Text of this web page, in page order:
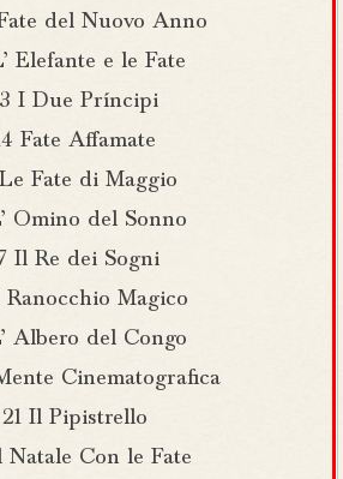
del Nuovo Anno
Elefante e le Fate
I Due Príncipi
Fate Affamate
Fate di Maggio
Omino del Sonno
Il Re dei Sogni
Ranocchio Magico
Albero del Congo
Cinematografica
21 Il Pipistrello
Natale Con le Fate